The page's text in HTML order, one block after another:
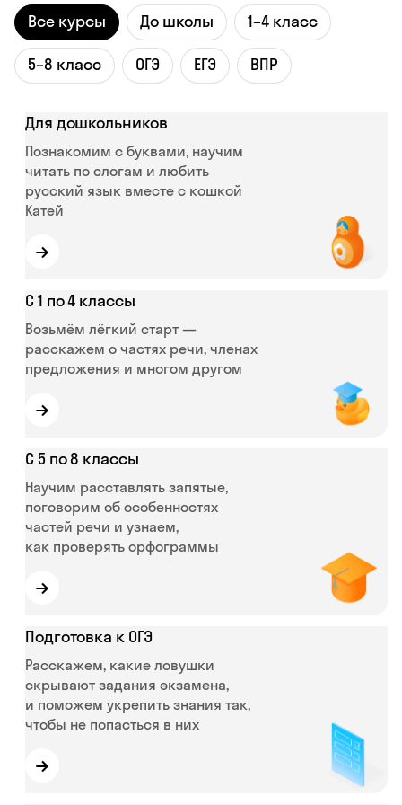
Все курсы До школы 1–4 класс
5–8 класс ОГЭ ЕГЭ ВПР
Для дошкольников
Познакомим с буквами, научим
читать по слогам и любить
русский язык вместе с кошкой
Катей
→
С 1 по 4 классы
Возьмём лёгкий старт —
расскажем о частях речи, членах
предложения и многом другом
→
С 5 по 8 классы
Научим расставлять запятые,
поговорим об особенностях
частей речи и узнаем,
как проверять орфограммы
→
Подготовка к ОГЭ
Расскажем, какие ловушки
скрывают задания экзамена,
и поможем укрепить знания так,
чтобы не попасться в них
→